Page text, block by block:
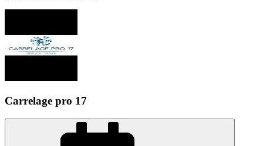
Carrelage pro 17